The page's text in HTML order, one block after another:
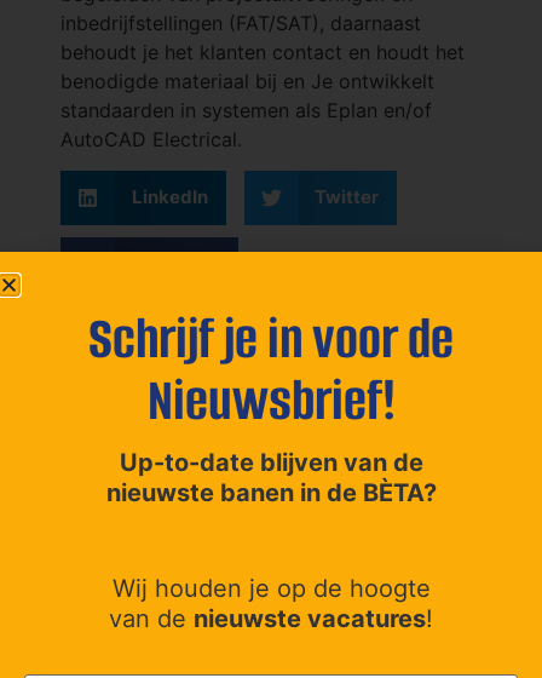
inbedrijfstellingen (FAT/SAT), daarnaast
behoudt je het klanten contact en houdt het
benodigde materiaal bij en Je ontwikkelt
standaarden in systemen als Eplan en/of
AutoCAD Electrical.
LinkedIn Twitter
Over Betabanen
Ontdek de nieuwste en meest actuele vacatures
Schrijf je in voor de
Nieuwsbrief!
Up-to-date blijven van de
nieuwste banen in de BÈTA?
Wij houden je op de hoogte
van de nieuwste vacatures!